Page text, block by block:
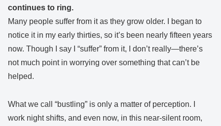
continues to ring.
Many people suffer from it as they grow older. I began to
notice it in my early thirties, so it’s been nearly fifteen years
now. Though I say I “suffer” from it, I don’t really—there’s
not much point in worrying over something that can’t be
helped.
What we call “bustling” is only a matter of perception. I
work night shifts, and even now, in this near-silent room,